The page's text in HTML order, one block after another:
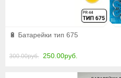
🔋 Батарейки тип 675
300.00руб. 250.00руб.